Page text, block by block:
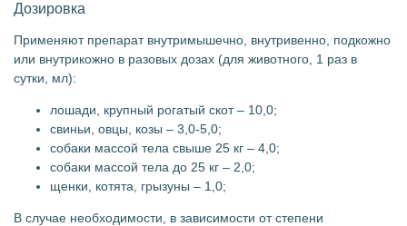
Дозировка
Применяют препарат внутримышечно, внутривенно, подкожно
или внутрикожно в разовых дозах (для животного, 1 раз в
сутки, мл):
лошади, крупный рогатый скот – 10,0;
свиньи, овцы, козы – 3,0-5,0;
собаки массой тела свыше 25 кг – 4,0;
собаки массой тела до 25 кг – 2,0;
щенки, котята, грызуны – 1,0;
В случае необходимости, в зависимости от степени